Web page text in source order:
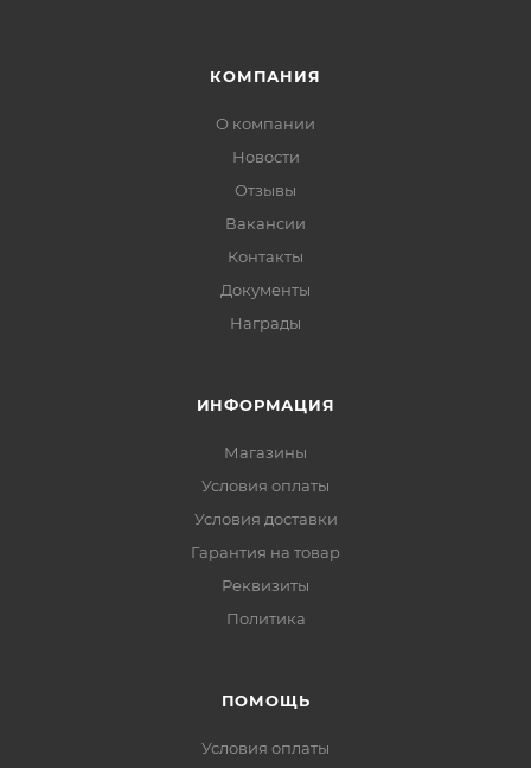
КОМПАНИЯ
О компании
Новости
Отзывы
Вакансии
Контакты
Документы
Награды
ИНФОРМАЦИЯ
Магазины
Условия оплаты
Условия доставки
Гарантия на товар
Реквизиты
Политика
ПОМОЩЬ
Условия оплаты